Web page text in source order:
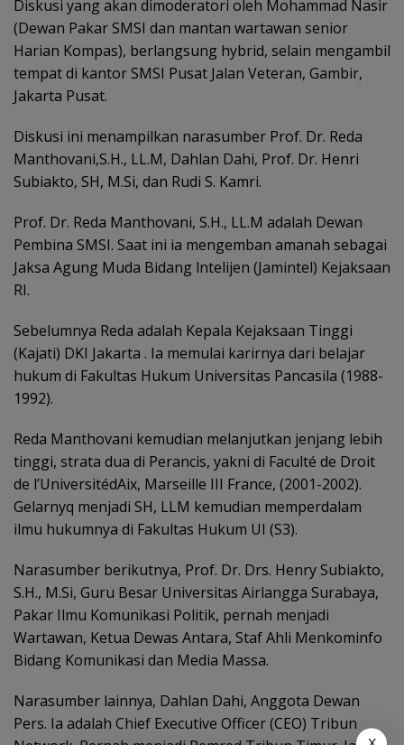
Diskusi yang akan dimoderatori oleh Mohammad Nasir
(Dewan Pakar SMSI dan mantan wartawan senior
Harian Kompas), berlangsung hybrid, selain mengambil
tempat di kantor SMSI Pusat Jalan Veteran, Gambir,
Jakarta Pusat.
Diskusi ini menampilkan narasumber Prof. Dr. Reda
Manthovani,S.H., LL.M, Dahlan Dahi, Prof. Dr. Henri
Subiakto, SH, M.Si, dan Rudi S. Kamri.
Prof. Dr. Reda Manthovani, S.H., LL.M adalah Dewan
Pembina SMSI. Saat ini ia mengemban amanah sebagai
Jaksa Agung Muda Bidang lntelijen (Jamintel) Kejaksaan
RI.
Sebelumnya Reda adalah Kepala Kejaksaan Tinggi
(Kajati) DKI Jakarta . Ia memulai karirnya dari belajar
hukum di Fakultas Hukum Universitas Pancasila (1988-
1992).
Reda Manthovani kemudian melanjutkan jenjang lebih
tinggi, strata dua di Perancis, yakni di Faculté de Droit
de l’UniversitédAix, Marseille III France, (2001-2002).
Gelarnyq menjadi SH, LLM kemudian memperdalam
ilmu hukumnya di Fakultas Hukum UI (S3).
Narasumber berikutnya, Prof. Dr. Drs. Henry Subiakto,
S.H., M.Si, Guru Besar Universitas Airlangga Surabaya,
Pakar Ilmu Komunikasi Politik, pernah menjadi
Wartawan, Ketua Dewas Antara, Staf Ahli Menkominfo
Bidang Komunikasi dan Media Massa.
Narasumber lainnya, Dahlan Dahi, Anggota Dewan
Pers. Ia adalah Chief Executive Officer (CEO) Tribun